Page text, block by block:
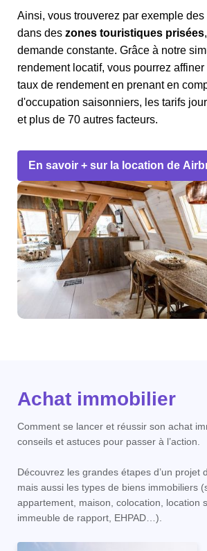
Ainsi, vous trouverez par exemple
dans des zones touristiques prisées
demande constante. Grâce à notre
rendement locatif, vous pourrez
taux de rendement en prenant en
d'occupation saisonniers, les tarifs
et plus de 70 autres facteurs.
En savoir + sur la location de
Achat immobilier
Comment se lancer et réussir son achat
conseils et astuces pour passer à l’action.
Découvrez les grandes étapes d’un projet
mais aussi les types de biens immobiliers
appartement, maison, colocation, location
immeuble de rapport, EHPAD…).